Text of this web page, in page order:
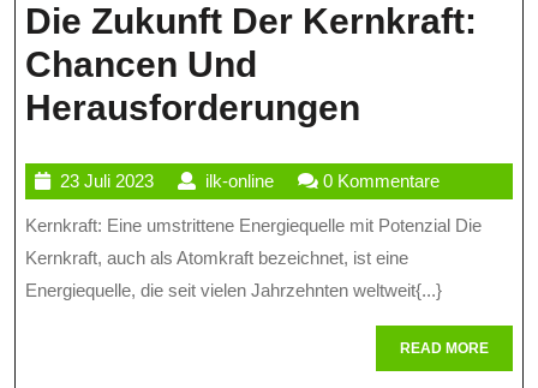
Die Zukunft Der Kernkraft:
Chancen Und
Herausforderungen
Der
Kernkraft:
Chancen
Und
23 Juli 202323
Juli
2023
ilk-onlineilk-
online
0 Kommentare
Kernkraft: Eine umstrittene Energiequelle mit Potenzial Die
Kernkraft, auch als Atomkraft bezeichnet, ist eine
Energiequelle, die seit vielen Jahrzehnten weltweit{...}
READ MOREREAD
MORE